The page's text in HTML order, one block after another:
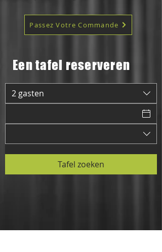
Passez Votre Commande
Een tafel reserveren
Bestel in de rij
2 gasten
Tafel zoeken